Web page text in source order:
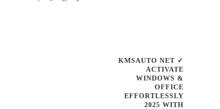
KMSAUTO NET ✓
ACTIVATE
WINDOWS &
OFFICE
EFFORTLESSLY
2025 WITH